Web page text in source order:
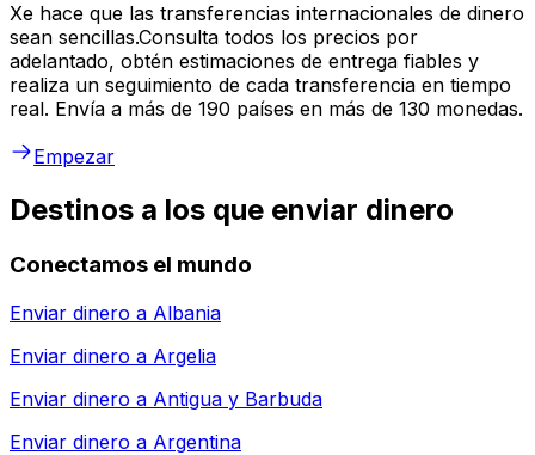
Xe hace que las transferencias internacionales de dinero
sean sencillas.Consulta todos los precios por
adelantado, obtén estimaciones de entrega fiables y
realiza un seguimiento de cada transferencia en tiempo
real. Envía a más de 190 países en más de 130 monedas.
Empezar
Destinos a los que enviar dinero
Conectamos el mundo
Enviar dinero a Albania
Enviar dinero a Argelia
Enviar dinero a Antigua y Barbuda
Enviar dinero a Argentina